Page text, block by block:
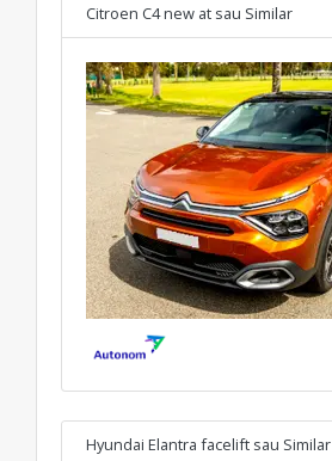
Citroen C4 new at sau Similar
Hyundai Elantra facelift sau Similar